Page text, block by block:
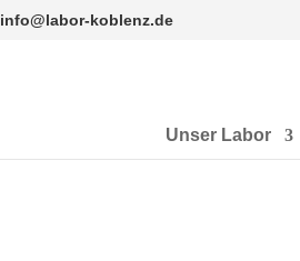
info@labor-koblenz.de
Unser Labor